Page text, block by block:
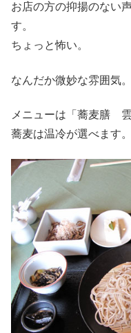
お店の方の抑揚のない
す。
ちょっと怖い。
なんだか微妙な雰囲気。
メニューは「蕎麦膳
蕎麦は温冷が選べます。